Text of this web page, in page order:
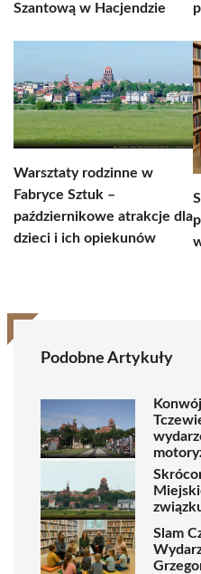
Szantową w Hacjendzie
Warsztaty rodzinne w
Fabryce Sztuk –
październikowe atrakcje dla
dzieci i ich opiekunów
Podobne Artykuły
Slam